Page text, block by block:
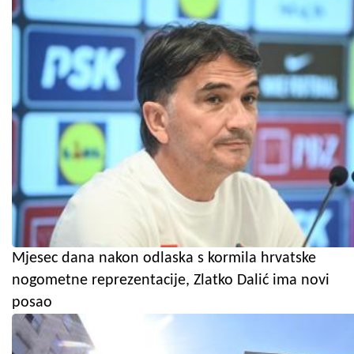
Mjesec dana nakon odlaska s kormila hrvatske
nogometne reprezentacije, Zlatko Dalić ima novi
posao